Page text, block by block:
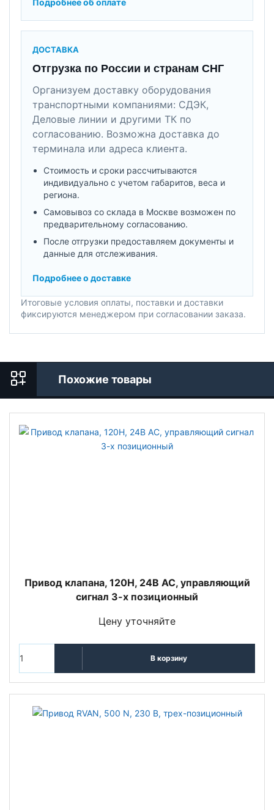
ДОСТАВКА
Отгрузка по России и странам СНГ
Организуем доставку оборудования
транспортными компаниями: СДЭК,
Деловые линии и другими ТК по
согласованию. Возможна доставка до
терминала или адреса клиента.
Стоимость и сроки рассчитываются
индивидуально с учетом габаритов, веса и
региона.
Самовывоз со склада в Москве возможен по
предварительному согласованию.
После отгрузки предоставляем документы и
данные для отслеживания.
Подробнее о доставке
Итоговые условия оплаты, поставки и доставки
фиксируются менеджером при согласовании заказа.
Похожие товары
Привод клапана, 120Н, 24В АС, управляющий
сигнал 3-х позиционный
Цену уточняйте
В корзину